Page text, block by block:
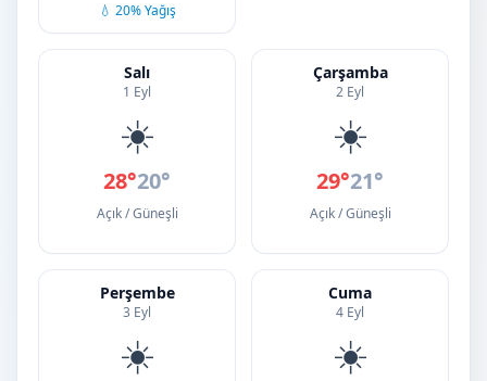
💧 20% Yağış
Salı
1 Eyl
☀️
28°20°
Açık / Güneşli
Çarşamba
2 Eyl
☀️
29°21°
Açık / Güneşli
Perşembe
3 Eyl
☀️
Cuma
4 Eyl
☀️